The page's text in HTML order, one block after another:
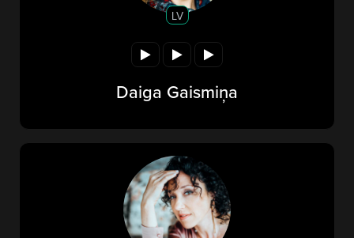
LV
Daiga Gaismiņa